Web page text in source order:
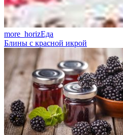
more_horizЕда
Блины с красной икрой